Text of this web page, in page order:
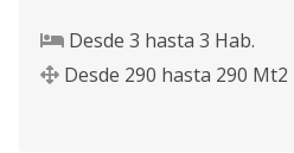
Desde 3 hasta 3 Hab.
Desde 290 hasta 290 Mt2